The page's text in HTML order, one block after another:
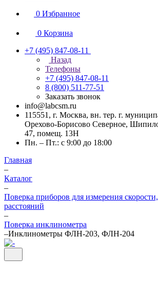
0 Избранное
0 Корзина
+7 (495) 847-08-11
Назад
Телефоны
+7 (495) 847-08-11
8 (800) 511-77-51
Заказать звонок
info@labcsm.ru
115551, г. Москва, вн. тер. г.
Орехово-Борисово Северное,
47, помещ. 13Н
Пн. – Пт.: с 9:00 до 18:00
Главная
–
Каталог
–
Поверка приборов для измерения
расстояний
–
Поверка инклинометра
–Инклинометры ФЛН-203, ФЛН-204